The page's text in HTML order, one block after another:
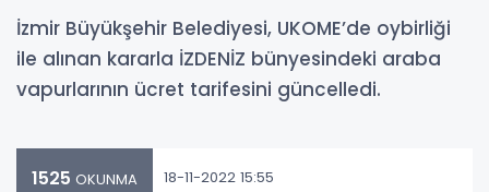
İzmir Büyükşehir Belediyesi, UKOME’de oybirliği
ile alınan kararla İZDENİZ bünyesindeki araba
vapurlarının ücret tarifesini güncelledi.
1525 OKUNMA 18-11-2022 15:55